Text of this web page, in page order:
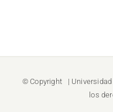
© Copyright |
los